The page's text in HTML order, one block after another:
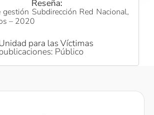
Reseña:
Subdirección Red Nacional,
– 2020
para las Víctimas
Público